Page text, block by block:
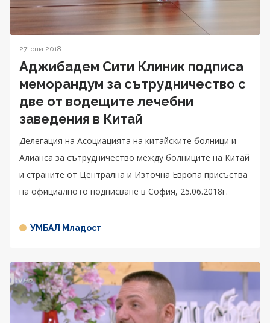
27 юни 2018
Аджибадем Сити Клиник подписа
меморандум за сътрудничество с
две от водещите лечебни
заведения в Китай
Делегация на Асоциацията на китайските болници и
Алианса за сътрудничество между болниците на Китай
и страните от Централна и Източна Европа присъства
на официалното подписване в София, 25.06.2018г.
УМБАЛ Младост